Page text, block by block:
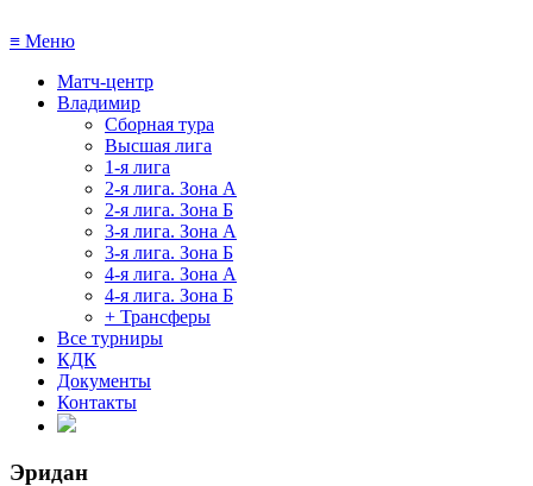
≡ Меню
Матч-центр
Владимир
Сборная тура
Высшая лига
1-я лига
2-я лига. Зона А
2-я лига. Зона Б
3-я лига. Зона А
3-я лига. Зона Б
4-я лига. Зона А
4-я лига. Зона Б
+ Трансферы
Все турниры
КДК
Документы
Контакты
Эридан